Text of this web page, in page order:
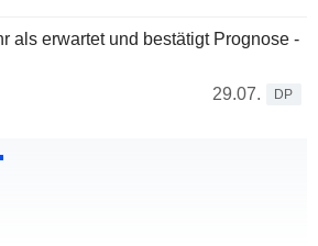
als erwartet und bestätigt Prognose -
29.07.
DP